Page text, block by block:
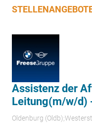
Assistenz der
Leitung(m/w/d)
Oldenburg